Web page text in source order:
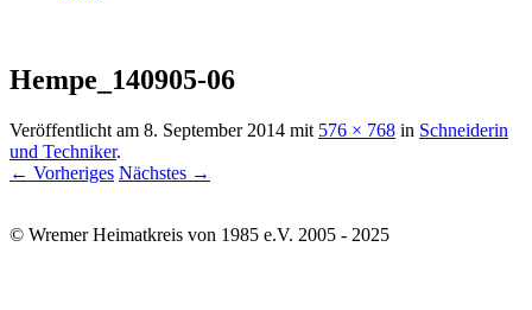
Hempe_140905-06
Veröffentlicht am 8. September 2014 mit 576 × 768 in Schneiderin
und Techniker.
← Vorheriges Nächstes →
© Wremer Heimatkreis von 1985 e.V. 2005 - 2025